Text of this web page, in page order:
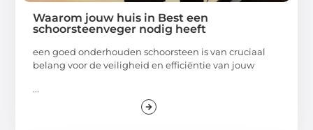
Waarom jouw huis in Best een
schoorsteenveger nodig heeft
een goed onderhouden schoorsteen is van cruciaal
belang voor de veiligheid en efficiëntie van jouw
...